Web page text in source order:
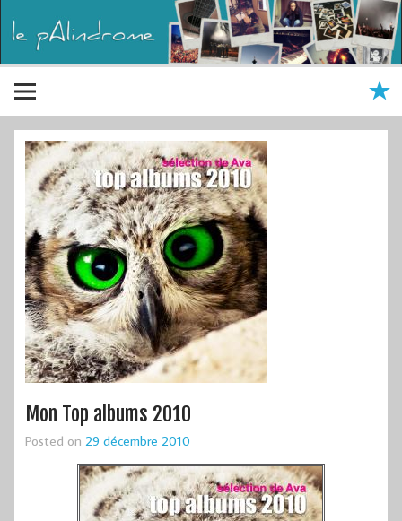
Mon Top albums 2010
Posted on 29 décembre 2010